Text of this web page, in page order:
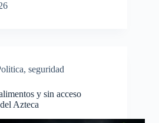
, seguridad
y sin acceso
Azteca